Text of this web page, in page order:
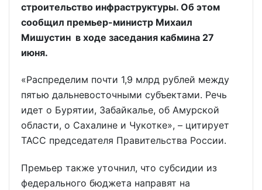
строительство инфраструктуры. Об этом
сообщил премьер-министр Михаил
Мишустин в ходе заседания кабмина 27
июня.
«Распределим почти 1,9 млрд рублей между
пятью дальневосточными субъектами. Речь
идет о Бурятии, Забайкалье, об Амурской
области, о Сахалине и Чукотке», – цитирует
ТАСС председателя Правительства России.
Премьер также уточнил, что субсидии из
федерального бюджета направят на